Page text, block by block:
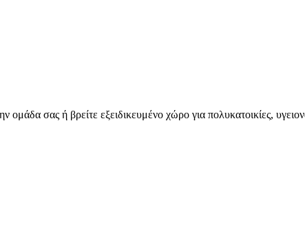
ομάδα σας ή βρείτε εξειδικευμένο χώρο για πολυκατοικίες,